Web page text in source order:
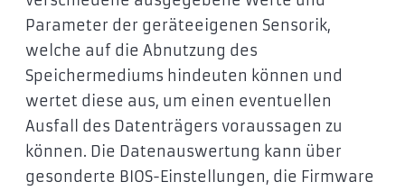
Parameter der geräteeigenen Sensorik,
welche auf die Abnutzung des
Speichermediums hindeuten können und
wertet diese aus, um einen eventuellen
Ausfall des Datenträgers voraussagen zu
können. Die Datenauswertung kann über
gesonderte BIOS-Einstellungen, die Firmware